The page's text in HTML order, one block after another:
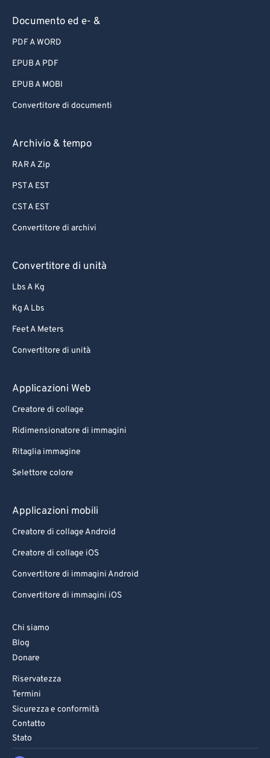
Documento ed e- &
PDF A WORD
EPUB A PDF
EPUB A MOBI
Convertitore di documenti
Archivio & tempo
RAR A Zip
PST A EST
CST A EST
Convertitore di archivi
Convertitore di unità
Lbs A Kg
Kg A Lbs
Feet A Meters
Convertitore di unità
Applicazioni Web
Creatore di collage
Ridimensionatore di immagini
Ritaglia immagine
Selettore colore
Applicazioni mobili
Creatore di collage Android
Creatore di collage iOS
Convertitore di immagini Android
Convertitore di immagini iOS
Chi siamo
Blog
Donare
Riservatezza
Termini
Sicurezza e conformità
Contatto
Stato